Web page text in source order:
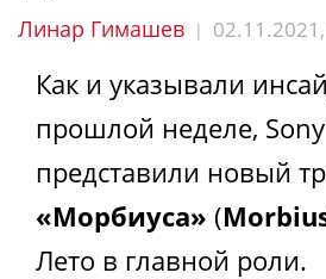
Линар Гимашев |
Как и указывали
прошлой неделе,
представили новый
«Морбиуса» (
Лето в главной роли.